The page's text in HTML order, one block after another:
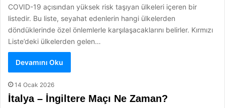
COVID-19 açısından yüksek risk taşıyan ülkeleri içeren bir
listedir. Bu liste, seyahat edenlerin hangi ülkelerden
döndüklerinde özel önlemlerle karşılaşacaklarını belirler. Kırmızı
Liste’deki ülkelerden gelen…
Devamını Oku
14 Ocak 2026
İtalya – İngiltere Maçı Ne Zaman?